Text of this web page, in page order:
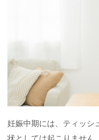
妊娠中期には、ティッシ